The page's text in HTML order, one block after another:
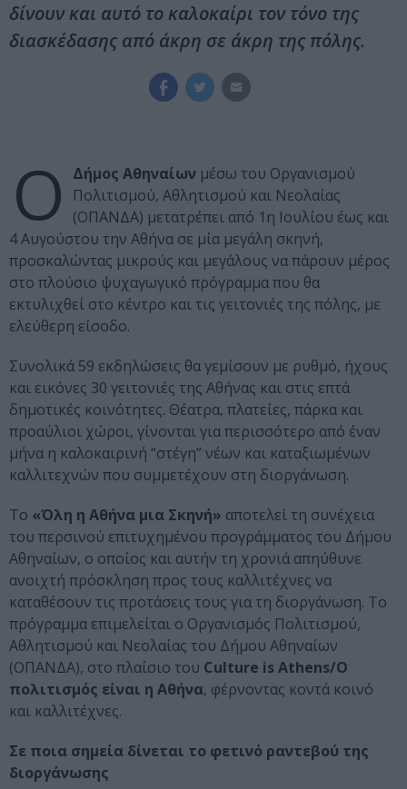
δίνουν και αυτό το καλοκαίρι τον τόνο της
διασκέδασης από άκρη σε άκρη της πόλης.
Ο Δήμος Αθηναίων μέσω του Οργανισμού
Πολιτισμού, Αθλητισμού και Νεολαίας
(ΟΠΑΝΔΑ) μετατρέπει από 1η Ιουλίου έως και
4 Αυγούστου την Αθήνα σε μία μεγάλη σκηνή,
προσκαλώντας μικρούς και μεγάλους να πάρουν μέρος
στο πλούσιο ψυχαγωγικό πρόγραμμα που θα
εκτυλιχθεί στο κέντρο και τις γειτονιές της πόλης, με
ελεύθερη είσοδο.
Συνολικά 59 εκδηλώσεις θα γεμίσουν με ρυθμό, ήχους
και εικόνες 30 γειτονιές της Αθήνας και στις επτά
δημοτικές κοινότητες. Θέατρα, πλατείες, πάρκα και
προαύλιοι χώροι, γίνονται για περισσότερο από έναν
μήνα η καλοκαιρινή “στέγη” νέων και καταξιωμένων
καλλιτεχνών που συμμετέχουν στη διοργάνωση.
Το «Όλη η Αθήνα μια Σκηνή» αποτελεί τη συνέχεια
του περσινού επιτυχημένου προγράμματος του Δήμου
Αθηναίων, ο οποίος και αυτήν τη χρονιά απηύθυνε
ανοιχτή πρόσκληση προς τους καλλιτέχνες να
καταθέσουν τις προτάσεις τους για τη διοργάνωση. Το
πρόγραμμα επιμελείται ο Οργανισμός Πολιτισμού,
Αθλητισμού και Νεολαίας του Δήμου Αθηναίων
(ΟΠΑΝΔΑ), στο πλαίσιο του Culture is Athens/Ο
πολιτισμός είναι η Αθήνα, φέρνοντας κοντά κοινό
και καλλιτέχνες.
Σε ποια σημεία δίνεται το φετινό ραντεβού της
διοργάνωσης